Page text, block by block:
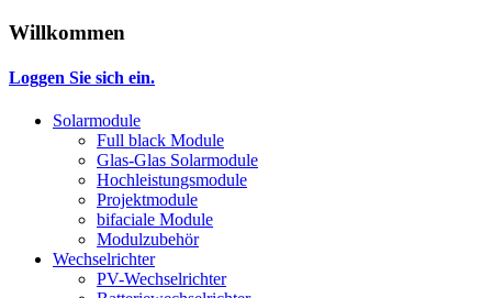
Willkommen
Loggen Sie sich ein.
Solarmodule
Full black Module
Glas-Glas Solarmodule
Hochleistungsmodule
Projektmodule
bifaciale Module
Modulzubehör
Wechselrichter
PV-Wechselrichter